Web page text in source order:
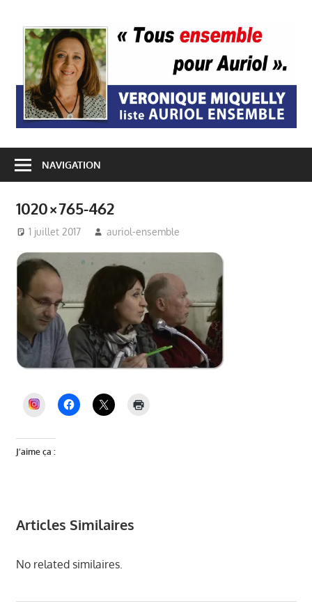
contenu
NAVIGATION
1020×765-462
1 juillet 2017 auriol-ensemble
INSTAGRAM
J’aime ça :
Articles Similaires
No related similaires.